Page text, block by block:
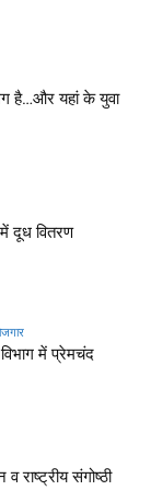
है…और यहां के युवा
में दूध वितरण
विभाग में प्रेमचंद
राष्ट्रीय संगोष्ठी